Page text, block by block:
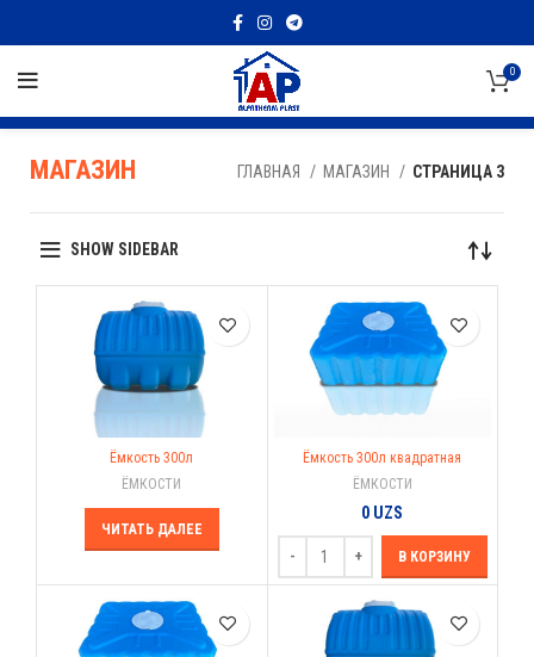
0
МАГАЗИН ГЛАВНАЯ МАГАЗИН СТРАНИЦА 3
SHOW SIDEBAR
Ёмкость 300л
ЁМКОСТИ
ЧИТАТЬ ДАЛЕЕ
Ёмкость 300л квадратная
ЁМКОСТИ
0 UZS
В КОРЗИНУ